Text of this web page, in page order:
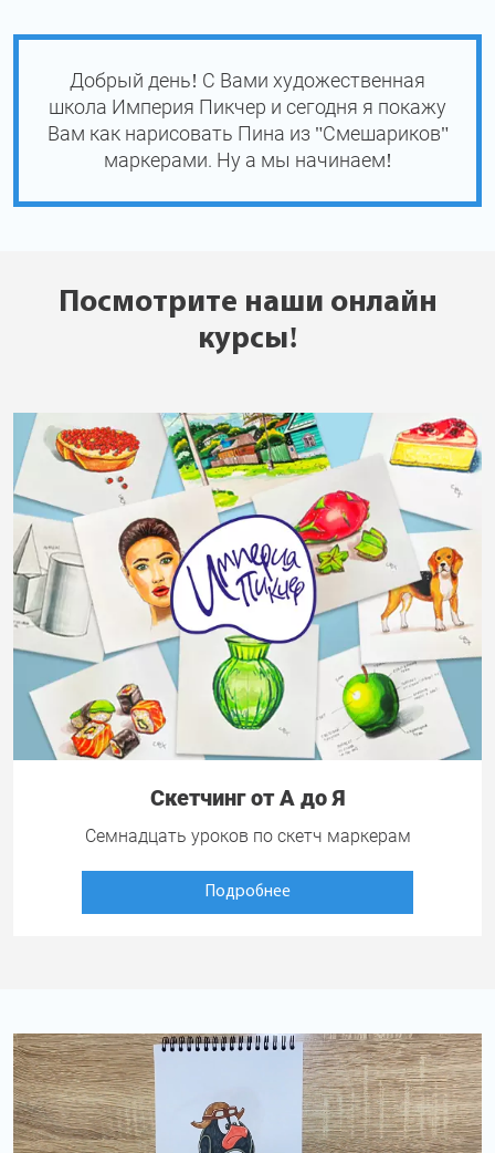
Добрый день! С Вами художественная
школа Империя Пикчер и сегодня я покажу
Вам как нарисовать Пина из "Смешариков"
маркерами. Ну а мы начинаем!
Посмотрите наши онлайн
курсы!
Скетчинг от А до Я
Семнадцать уроков по скетч маркерам
Подробнее